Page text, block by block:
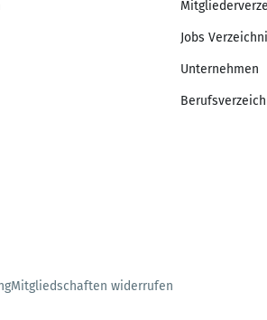
Jobs
Unternehmen
Mitgliedschaften widerrufen